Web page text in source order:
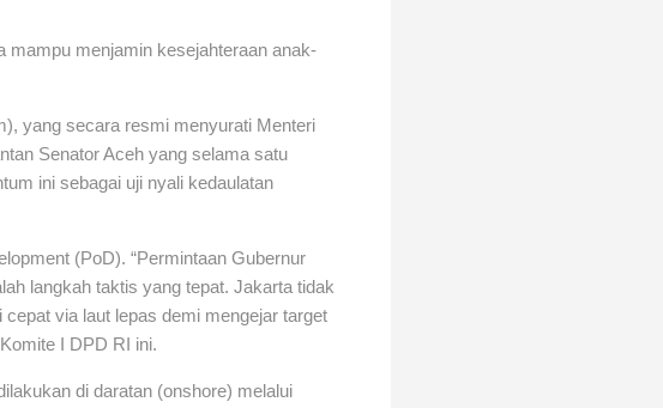
mampu menjamin kesejahteraan anak-
yang secara resmi menyurati Menteri
Senator Aceh yang selama satu
ini sebagai uji nyali kedaulatan
(PoD). “Permintaan Gubernur
langkah taktis yang tepat. Jakarta tidak
via laut lepas demi mengejar target
I DPD RI ini.
di daratan (onshore) melalui